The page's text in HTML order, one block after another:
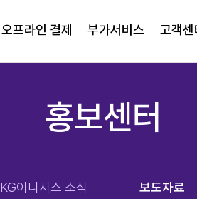
오프라인 결제 부가서비스 고객센
홍보센터
KG이니시스 소식 보도자료